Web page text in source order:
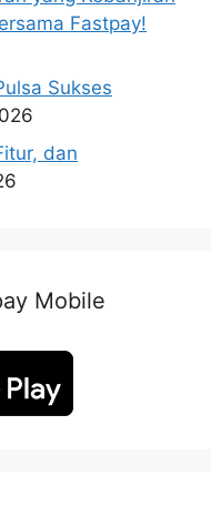
Fastpay!
Sukses
dan
Mobile